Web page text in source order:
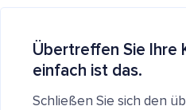
Übertreffen Sie Ihre
einfach ist das.
Schließen Sie sich den